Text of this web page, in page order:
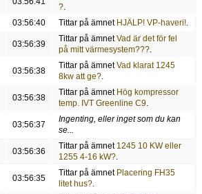
?.
03:56:40 Tittar på ämnet HJÄLP! VP-haveri!.
03:56:39
Tittar på ämnetVad är det för fel
på mitt värmesystem???.
03:56:38
Tittar på ämnetVad klarat 1245
8kw att ge?.
03:56:38
Tittar på ämnet Hög kompressor
temp. IVT Greenline C9.
03:56:37
Ingenting, eller inget som du kan
se...
03:56:36
Tittar på ämnet 1245 10 KW eller
1255 4-16 kW?.
03:56:35
Tittar på ämnet Placering FH35
litet hus?.